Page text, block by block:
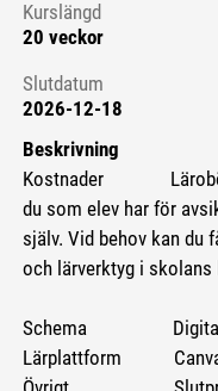
Kurslängd
20 veckor
Slutdatum
2026-12-18
Beskrivning
Kostnader
du som elev har för
själv. Vid behov kan du
och lärverktyg i
Schema Digital
Lärplattform